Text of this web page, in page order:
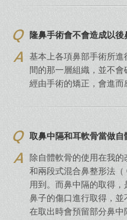
隆鼻手術會不會造成以
基本上各項鼻部手術所
間的那一層組織，並不
經由手術的矯正，會進而
取鼻中隔和耳軟骨當做自
除自體軟骨的使用在我的
和兩段式混合鼻整形法（
用到。而鼻中隔的取得
鼻子的傷口進行取得，
在取出時會預留部分鼻